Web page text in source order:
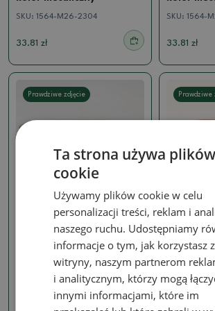
SKU: 1564-M26-2304
33.81 zł
SKU: 1564-
33.81 zł
Prawdziwe zdjęcie
gazowego 1240 ° C
Ceramiczna miska do
bonsai 10,5 x 8 x 4 cm,
kolor zielony
Prawdziwe
gazowego
bonsai
kolor
Ta strona używa plików
cookie
Używamy plików cookie w celu
personalizacji treści, reklam i
naszego ruchu. Udostępniamy
informacje o tym, jak korzystasz
witryny, naszym partnerom
i analitycznym, którzy mogą
innymi informacjami, które im